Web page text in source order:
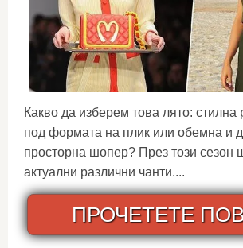
Какво да изберем това лято: стилна
под формата на плик или обемна и
просторна шопер? През този сезон
актуални различни чанти....
ПРОЧЕТЕТЕ